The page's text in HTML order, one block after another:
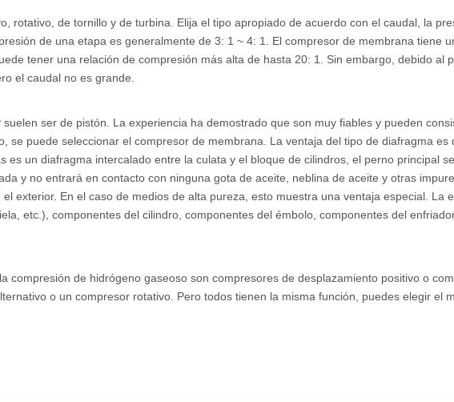
rotativo, de tornillo y de turbina. Elija el tipo apropiado de acuerdo con el caudal, la
de una etapa es generalmente de 3: 1 ~ 4: 1. El compresor de membrana tiene
tener una relación de compresión más alta de hasta 20: 1. Sin embargo, debido al
el caudal no es grande.
ser de pistón. La experiencia ha demostrado que son muy fiables y pueden
se puede seleccionar el compresor de membrana. La ventaja del tipo de diafragma es
un diafragma intercalado entre la culata y el bloque de cilindros, el perno principal
y no entrará en contacto con ninguna gota de aceite, neblina de aceite y otras
exterior. En el caso de medios de alta pureza, esto muestra una ventaja especial. La
etc.), componentes del cilindro, componentes del émbolo, componentes del
compresión de hidrógeno gaseoso son compresores de desplazamiento positivo o
o un compresor rotativo. Pero todos tienen la misma función, puedes elegir el